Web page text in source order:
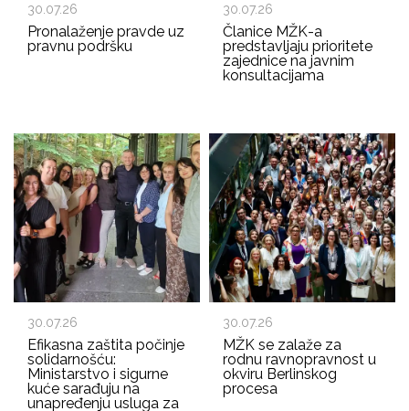
30.07.26
Pronalaženje pravde uz
pravnu podršku
30.07.26
Članice MŽK-a
predstavljaju prioritete
zajednice na javnim
konsultacijama
30.07.26
Efikasna zaštita počinje
solidarnošću:
Ministarstvo i sigurne
kuće sarađuju na
unapređenju usluga za
30.07.26
MŽK se zalaže za
rodnu ravnopravnost u
okviru Berlinskog
procesa